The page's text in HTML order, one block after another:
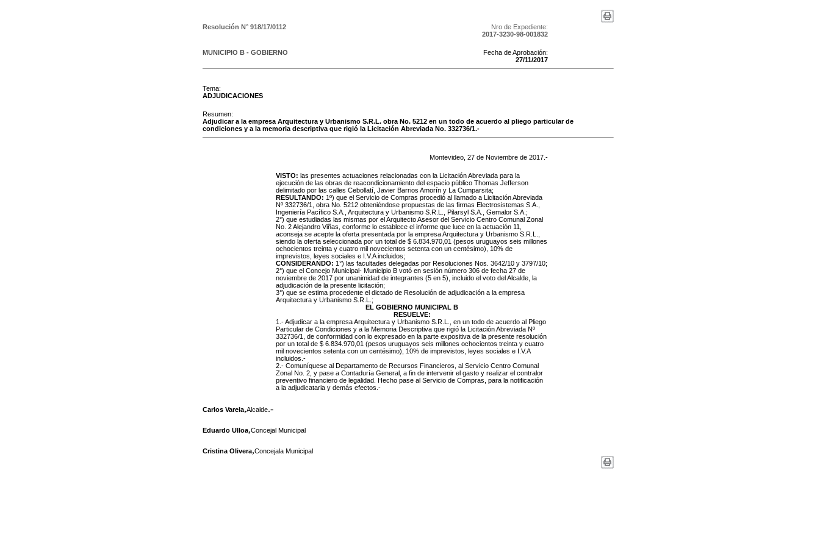
Resolución N° 918/17/0112
Nro de Expediente:
2017-3230-98-001832
MUNICIPIO B - GOBIERNO
Fecha de Aprobación:
27/11/2017
Tema:
ADJUDICACIONES
Resumen:
Adjudicar a la empresa Arquitectura y Urbanismo S.R.L. obra No. 5212 en un todo de acuerdo al pliego particular de
condiciones y a la memoria descriptiva que rigió la Licitación Abreviada No. 332736/1.-
Montevideo, 27 de Noviembre de 2017 .-
VISTO: las presentes actuaciones relacionadas con la Licitación Abreviada para la
ejecución de las obras de reacondicionamiento del espacio público Thomas Jefferson
delimitado por las calles Cebollatí, Javier Barrios Amorín y La Cumparsita;
RESULTANDO: 1º) que el Servicio de Compras procedió al llamado a Licitación Abreviada
Nº 332736/1, obra No. 5212 obteniéndose propuestas de las firmas Electrosistemas S.A.,
Ingeniería Pacífico S.A., Arquitectura y Urbanismo S.R.L., Pilarsyl S.A., Gemalor S.A.;
2°) que estudiadas las mismas por el Arquitecto Asesor del Servicio Centro Comunal Zonal
No. 2 Alejandro Viñas, conforme lo establece el informe que luce en la actuación 11,
aconseja se acepte la oferta presentada por la empresa Arquitectura y Urbanismo S.R.L.,
siendo la oferta seleccionada por un total de $ 6.834.970,01 (pesos uruguayos seis millones
ochocientos treinta y cuatro mil novecientos setenta con un centésimo), 10% de
imprevistos, leyes sociales e I.V.A incluidos;
CONSIDERANDO: 1°) las facultades delegadas por Resoluciones Nos. 3642/10 y 3797/10;
2°) que el Concejo Municipal- Municipio B votó en sesión número 306 de fecha 27 de
noviembre de 2017 por unanimidad de integrantes (5 en 5), incluido el voto del Alcalde, la
adjudicación de la presente licitación;
3°) que se estima procedente el dictado de Resolución de adjudicación a la empresa
Arquitectura y Urbanismo S.R.L.;
EL GOBIERNO MUNICIPAL B
RESUELVE:
1.- Adjudicar a la empresa Arquitectura y Urbanismo S.R.L., en un todo de acuerdo al Pliego
Particular de Condiciones y a la Memoria Descriptiva que rigió la Licitación Abreviada Nº
332736/1, de conformidad con lo expresado en la parte expositiva de la presente resolución
por un total de $ 6.834.970,01 (pesos uruguayos seis millones ochocientos treinta y cuatro
mil novecientos setenta con un centésimo), 10% de imprevistos, leyes sociales e I.V.A
incluidos.-
2.- Comuníquese al Departamento de Recursos Financieros, al Servicio Centro Comunal
Zonal No. 2, y pase a Contaduría General, a fin de intervenir el gasto y realizar el contralor
preventivo financiero de legalidad. Hecho pase al Servicio de Compras, para la notificación
a la adjudicataria y demás efectos.-
Carlos Varela,Alcalde.-
Eduardo Ulloa,Concejal Municipal
Cristina Olivera,Concejala Municipal